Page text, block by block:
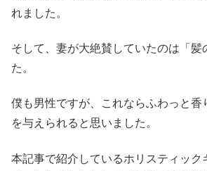
れました。
そして、妻が大絶賛していたのは「髪
た。
僕も男性ですが、これならふわっと香
を与えられると思いました。
本記事で紹介しているホリスティック